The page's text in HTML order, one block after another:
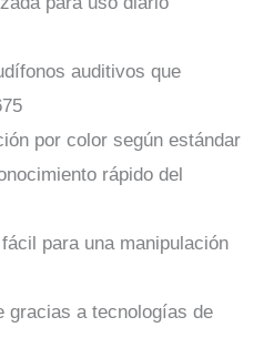
auditivos que
por color según estándar
rápido del
para una manipulación
gracias a tecnologías de